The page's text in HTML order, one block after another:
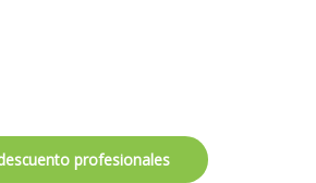
profesionales